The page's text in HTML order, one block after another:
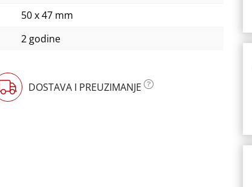
50 x 47 mm
2 godine
DOSTAVA I PREUZIMANJE